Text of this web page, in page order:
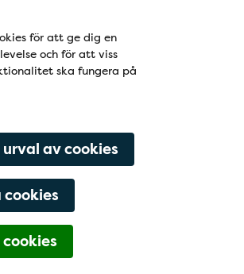
för att ge dig en
och för att viss
ska fungera på
av cookies
cookies
: Kärrvägen 4